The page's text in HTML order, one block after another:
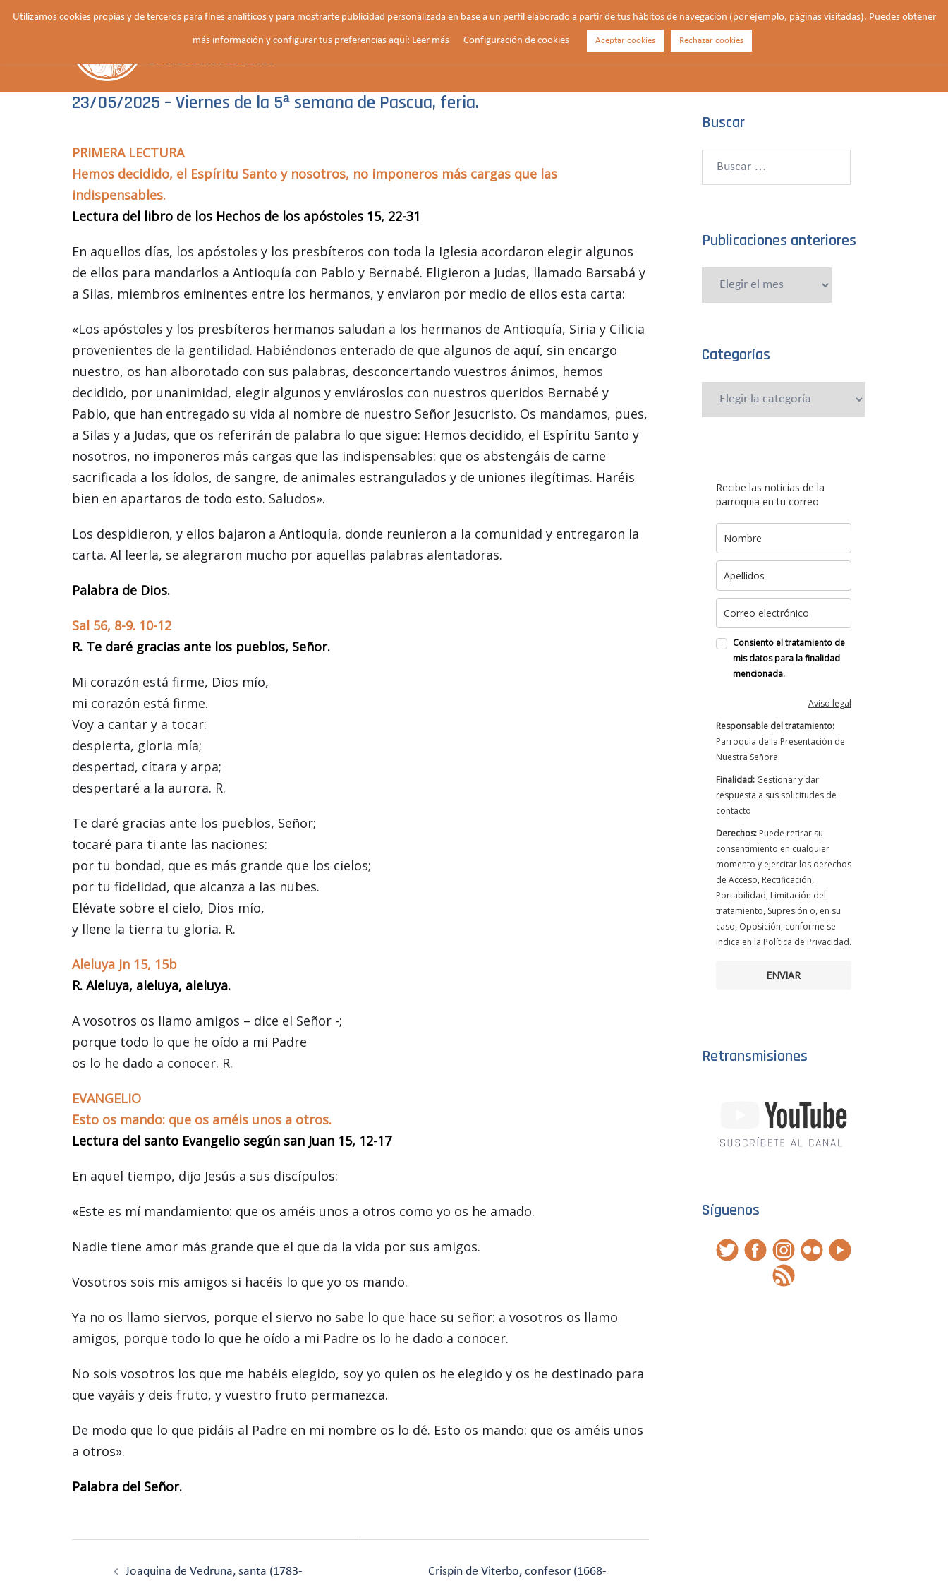
Saltar
HORARIOS VIDA PARROQUIAL NOTICIAS ¿QUIÉNES SOMOS?
23/05/2025 – Viernes de la 5ª semana de Pascua, feria.
PRIMERA LECTURA
Hemos decidido, el Espíritu Santo y nosotros, no imponeros más cargas que las
indispensables.
Lectura del libro de los Hechos de los apóstoles 15, 22-31
En aquellos días, los apóstoles y los presbíteros con toda la Iglesia acordaron elegir algunos
de ellos para mandarlos a Antioquía con Pablo y Bernabé. Eligieron a Judas, llamado Barsabá y
a Silas, miembros eminentes entre los hermanos, y enviaron por medio de ellos esta carta:
«Los apóstoles y los presbíteros hermanos saludan a los hermanos de Antioquía, Siria y Cilicia
provenientes de la gentilidad. Habiéndonos enterado de que algunos de aquí, sin encargo
nuestro, os han alborotado con sus palabras, desconcertando vuestros ánimos, hemos
decidido, por unanimidad, elegir algunos y enviároslos con nuestros queridos Bernabé y
Pablo, que han entregado su vida al nombre de nuestro Señor Jesucristo. Os mandamos, pues,
a Silas y a Judas, que os referirán de palabra lo que sigue: Hemos decidido, el Espíritu Santo y
nosotros, no imponeros más cargas que las indispensables: que os abstengáis de carne
sacrificada a los ídolos, de sangre, de animales estrangulados y de uniones ilegítimas. Haréis
bien en apartaros de todo esto. Saludos».
Los despidieron, y ellos bajaron a Antioquía, donde reunieron a la comunidad y entregaron la
carta. Al leerla, se alegraron mucho por aquellas palabras alentadoras.
Palabra de Dios.
Sal 56, 8-9. 10-12
R. Te daré gracias ante los pueblos, Señor.
Mi corazón está firme, Dios mío,
mi corazón está firme.
Voy a cantar y a tocar:
despierta, gloria mía;
despertad, cítara y arpa;
despertaré a la aurora. R.
Te daré gracias ante los pueblos, Señor;
tocaré para ti ante las naciones:
por tu bondad, que es más grande que los cielos;
por tu fidelidad, que alcanza a las nubes.
Elévate sobre el cielo, Dios mío,
y llene la tierra tu gloria. R.
Aleluya Jn 15, 15b
R. Aleluya, aleluya, aleluya.
A vosotros os llamo amigos – dice el Señor -;
porque todo lo que he oído a mi Padre
os lo he dado a conocer. R.
EVANGELIO
Esto os mando: que os améis unos a otros.
Lectura del santo Evangelio según san Juan 15, 12-17
En aquel tiempo, dijo Jesús a sus discípulos:
«Este es mí mandamiento: que os améis unos a otros como yo os he amado.
Nadie tiene amor más grande que el que da la vida por sus amigos.
Vosotros sois mis amigos si hacéis lo que yo os mando.
Ya no os llamo siervos, porque el siervo no sabe lo que hace su señor: a vosotros os llamo
amigos, porque todo lo que he oído a mi Padre os lo he dado a conocer.
No sois vosotros los que me habéis elegido, soy yo quien os he elegido y os he destinado para
que vayáis y deis fruto, y vuestro fruto permanezca.
De modo que lo que pidáis al Padre en mi nombre os lo dé. Esto os mando: que os améis unos
a otros».
Palabra del Señor.
Joaquina de Vedruna, santa (1783-
Crispín de Viterbo, confesor (1668-
Buscar
Buscar:
Publicaciones anteriores
Publicaciones
Categorías
Categorías
Recibe las noticias de la
parroquia en tu correo
Consiento el tratamiento de
mis datos para la finalidad
mencionada.
Aviso legal
Responsable del tratamiento:
Parroquia de la Presentación de
Nuestra Señora
Finalidad:Gestionar y dar
respuesta a sus solicitudes de
contacto
Derechos:Puede retirar su
consentimiento en cualquier
momento y ejercitar los derechos
de Acceso, Rectificación,
Portabilidad, Limitación del
tratamiento, Supresión o, en su
caso, Oposición, conforme se
indica en la Política de Privacidad.
ENVIAR
Retransmisiones
Síguenos
Utilizamos cookies propias y de terceros para fines analíticos y para mostrarte publicidad personalizada en base a un perfil elaborado a partir de tus hábitos de navegación (por ejemplo, páginas visitadas). Puedes obtener
más información y configurar tus preferencias aquí: Leer más Configuración de cookies Aceptar cookies Rechazar cookies